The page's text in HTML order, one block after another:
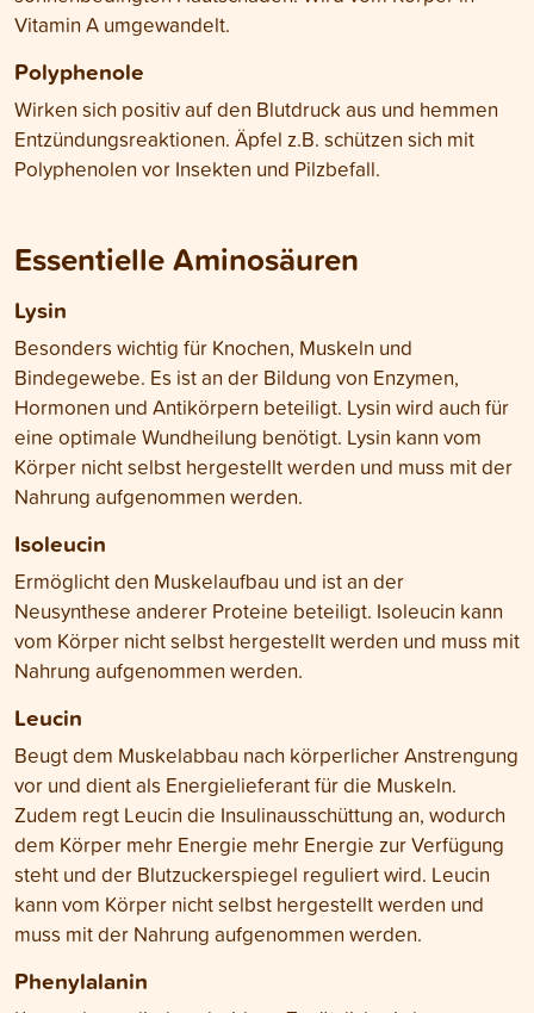
Vitamin A umgewandelt.
Polyphenole
Wirken sich positiv auf den Blutdruck aus und hemmen
Entzündungsreaktionen. Äpfel z.B. schützen sich mit
Polyphenolen vor Insekten und Pilzbefall.
Essentielle Aminosäuren
Lysin
Besonders wichtig für Knochen, Muskeln und
Bindegewebe. Es ist an der Bildung von Enzymen,
Hormonen und Antikörpern beteiligt. Lysin wird auch für
eine optimale Wundheilung benötigt. Lysin kann vom
Körper nicht selbst hergestellt werden und muss mit der
Nahrung aufgenommen werden.
Isoleucin
Ermöglicht den Muskelaufbau und ist an der
Neusynthese anderer Proteine beteiligt. Isoleucin kann
vom Körper nicht selbst hergestellt werden und muss mit
Nahrung aufgenommen werden.
Leucin
Beugt dem Muskelabbau nach körperlicher Anstrengung
vor und dient als Energielieferant für die Muskeln.
Zudem regt Leucin die Insulinausschüttung an, wodurch
dem Körper mehr Energie mehr Energie zur Verfügung
steht und der Blutzuckerspiegel reguliert wird. Leucin
kann vom Körper nicht selbst hergestellt werden und
muss mit der Nahrung aufgenommen werden.
Phenylalanin